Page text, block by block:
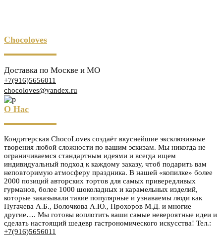
Chocoloves
Доставка по Москве и МО
+7(916)5656011
chocoloves@yandex.ru
О Нас
Кондитерская ChocoLoves создаёт вкуснейшие эксклюзивные
творения любой сложности по вашим эскизам. Мы никогда не
ограничиваемся стандартным идеями и всегда ищем
индивидуальный подход к каждому заказу, чтоб подарить вам
неповторимую атмосферу праздника. В нашей «копилке» более
2000 позиций авторских тортов для самых привередливых
гурманов, более 1000 шоколадных и карамельных изделий,
которые заказывали такие популярные и узнаваемы люди как
Пугачева А.Б., Волочкова А.Ю., Прохоров М.Д. и многие
другие…. Мы готовы воплотить ваши самые невероятные идеи и
сделать настоящий шедевр гастрономического искусства! Тел.:
+7(916)5656011